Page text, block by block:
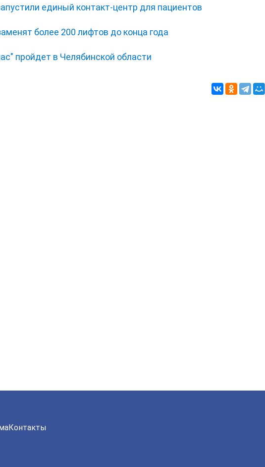
единый контакт-центр для пациентов
более 200 лифтов до конца года
пройдет в Челябинской области
Контакты